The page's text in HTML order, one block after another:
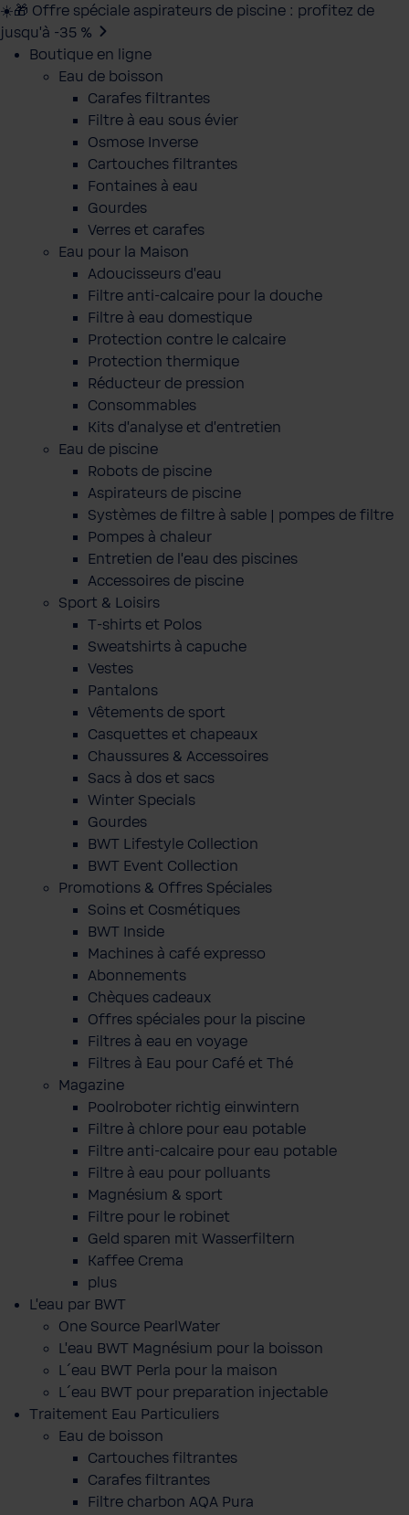
☀️🎁 Offre spéciale aspirateurs de piscine : profitez de
jusqu’à -35 %
Boutique en ligne
Eau de boisson
Carafes filtrantes
Filtre à eau sous évier
Osmose Inverse
Cartouches filtrantes
Fontaines à eau
Gourdes
Verres et carafes
Eau pour la Maison
Adoucisseurs d'eau
Filtre anti-calcaire pour la douche
Filtre à eau domestique
Protection contre le calcaire
Protection thermique
Réducteur de pression
Consommables
Kits d'analyse et d'entretien
Eau de piscine
Robots de piscine
Aspirateurs de piscine
Systèmes de filtre à sable | pompes de filtre
Pompes à chaleur
Entretien de l'eau des piscines
Accessoires de piscine
Sport & Loisirs
T-shirts et Polos
Sweatshirts à capuche
Vestes
Pantalons
Vêtements de sport
Casquettes et chapeaux
Chaussures & Accessoires
Sacs à dos et sacs
Winter Specials
Gourdes
BWT Lifestyle Collection
BWT Event Collection
Promotions & Offres Spéciales
Soins et Cosmétiques
BWT Inside
Machines à café expresso
Abonnements
Chèques cadeaux
Offres spéciales pour la piscine
Filtres à eau en voyage
Filtres à Eau pour Café et Thé
Magazine
Poolroboter richtig einwintern
Filtre à chlore pour eau potable
Filtre anti-calcaire pour eau potable
Filtre à eau pour polluants
Magnésium & sport
Filtre pour le robinet
Geld sparen mit Wasserfiltern
Kaffee Crema
plus
L'eau par BWT
One Source PearlWater
L’eau BWT Magnésium pour la boisson
L´eau BWT Perla pour la maison
L´eau BWT pour preparation injectable
Traitement Eau Particuliers
Eau de boisson
Cartouches filtrantes
Carafes filtrantes
Filtre charbon AQA Pura